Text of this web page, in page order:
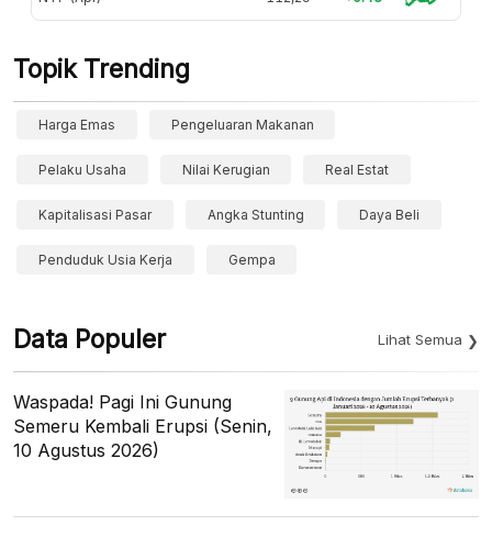
Topik Trending
Harga Emas Pengeluaran Makanan
Pelaku Usaha Nilai Kerugian Real Estat
Kapitalisasi Pasar Angka Stunting Daya Beli
Penduduk Usia Kerja Gempa
Data Populer Lihat Semua
Waspada! Pagi Ini Gunung
Semeru Kembali Erupsi (Senin,
10 Agustus 2026)